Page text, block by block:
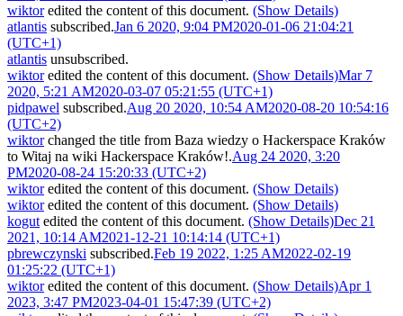
wiktoredited the content of this document. (Show Details)
atlantis subscribed.Jan 6 2020, 9:04 PM2020-01-06 21:04:21
(UTC+1)
atlantis unsubscribed.
wiktoredited the content of this document. (Show Details)Mar 7
2020, 5:21 AM2020-03-07 05:21:55 (UTC+1)
pidpawel subscribed.Aug 20 2020, 10:54 AM2020-08-20 10:54:16
(UTC+2)
wiktorchanged the title from Baza wiedzy o Hackerspace Kraków
to Witaj na wiki Hackerspace Kraków!.Aug 24 2020, 3:20
PM2020-08-24 15:20:33 (UTC+2)
wiktoredited the content of this document. (Show Details)
wiktoredited the content of this document. (Show Details)
kogut edited the content of this document. (Show Details)Dec 21
2021, 10:14 AM2021-12-21 10:14:14 (UTC+1)
pbrewczynski subscribed.Feb 19 2022, 1:25 AM2022-02-19
01:25:22 (UTC+1)
wiktoredited the content of this document. (Show Details)Apr 1
2023, 3:47 PM2023-04-01 15:47:39 (UTC+2)